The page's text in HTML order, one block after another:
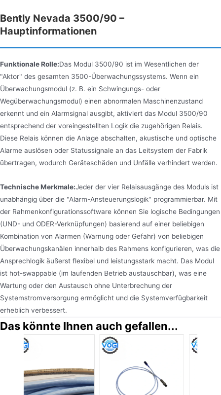
Bently Nevada 3500/90 –
Hauptinformationen
Funktionale Rolle:Das Modul 3500/90 ist im Wesentlichen der
"Aktor" des gesamten 3500-Überwachungssystems. Wenn ein
Überwachungsmodul (z. B. ein Schwingungs- oder
Wegüberwachungsmodul) einen abnormalen Maschinenzustand
erkennt und ein Alarmsignal ausgibt, aktiviert das Modul 3500/90
entsprechend der voreingestellten Logik die zugehörigen Relais.
Diese Relais können die Anlage abschalten, akustische und optische
Alarme auslösen oder Statussignale an das Leitsystem der Fabrik
übertragen, wodurch Geräteschäden und Unfälle verhindert werden.
Technische Merkmale:Jeder der vier Relaisausgänge des Moduls ist
unabhängig über die "Alarm-Ansteuerungslogik" programmierbar. Mit
der Rahmenkonfigurationssoftware können Sie logische Bedingungen
(UND- und ODER-Verknüpfungen) basierend auf einer beliebigen
Kombination von Alarmen (Warnung oder Gefahr) von beliebigen
Überwachungskanälen innerhalb des Rahmens konfigurieren, was die
Ansprechlogik äußerst flexibel und leistungsstark macht. Das Modul
ist hot-swappable (im laufenden Betrieb austauschbar), was eine
Wartung oder den Austausch ohne Unterbrechung der
Systemstromversorgung ermöglicht und die Systemverfügbarkeit
erheblich verbessert.
Das könnte Ihnen auch gefallen...